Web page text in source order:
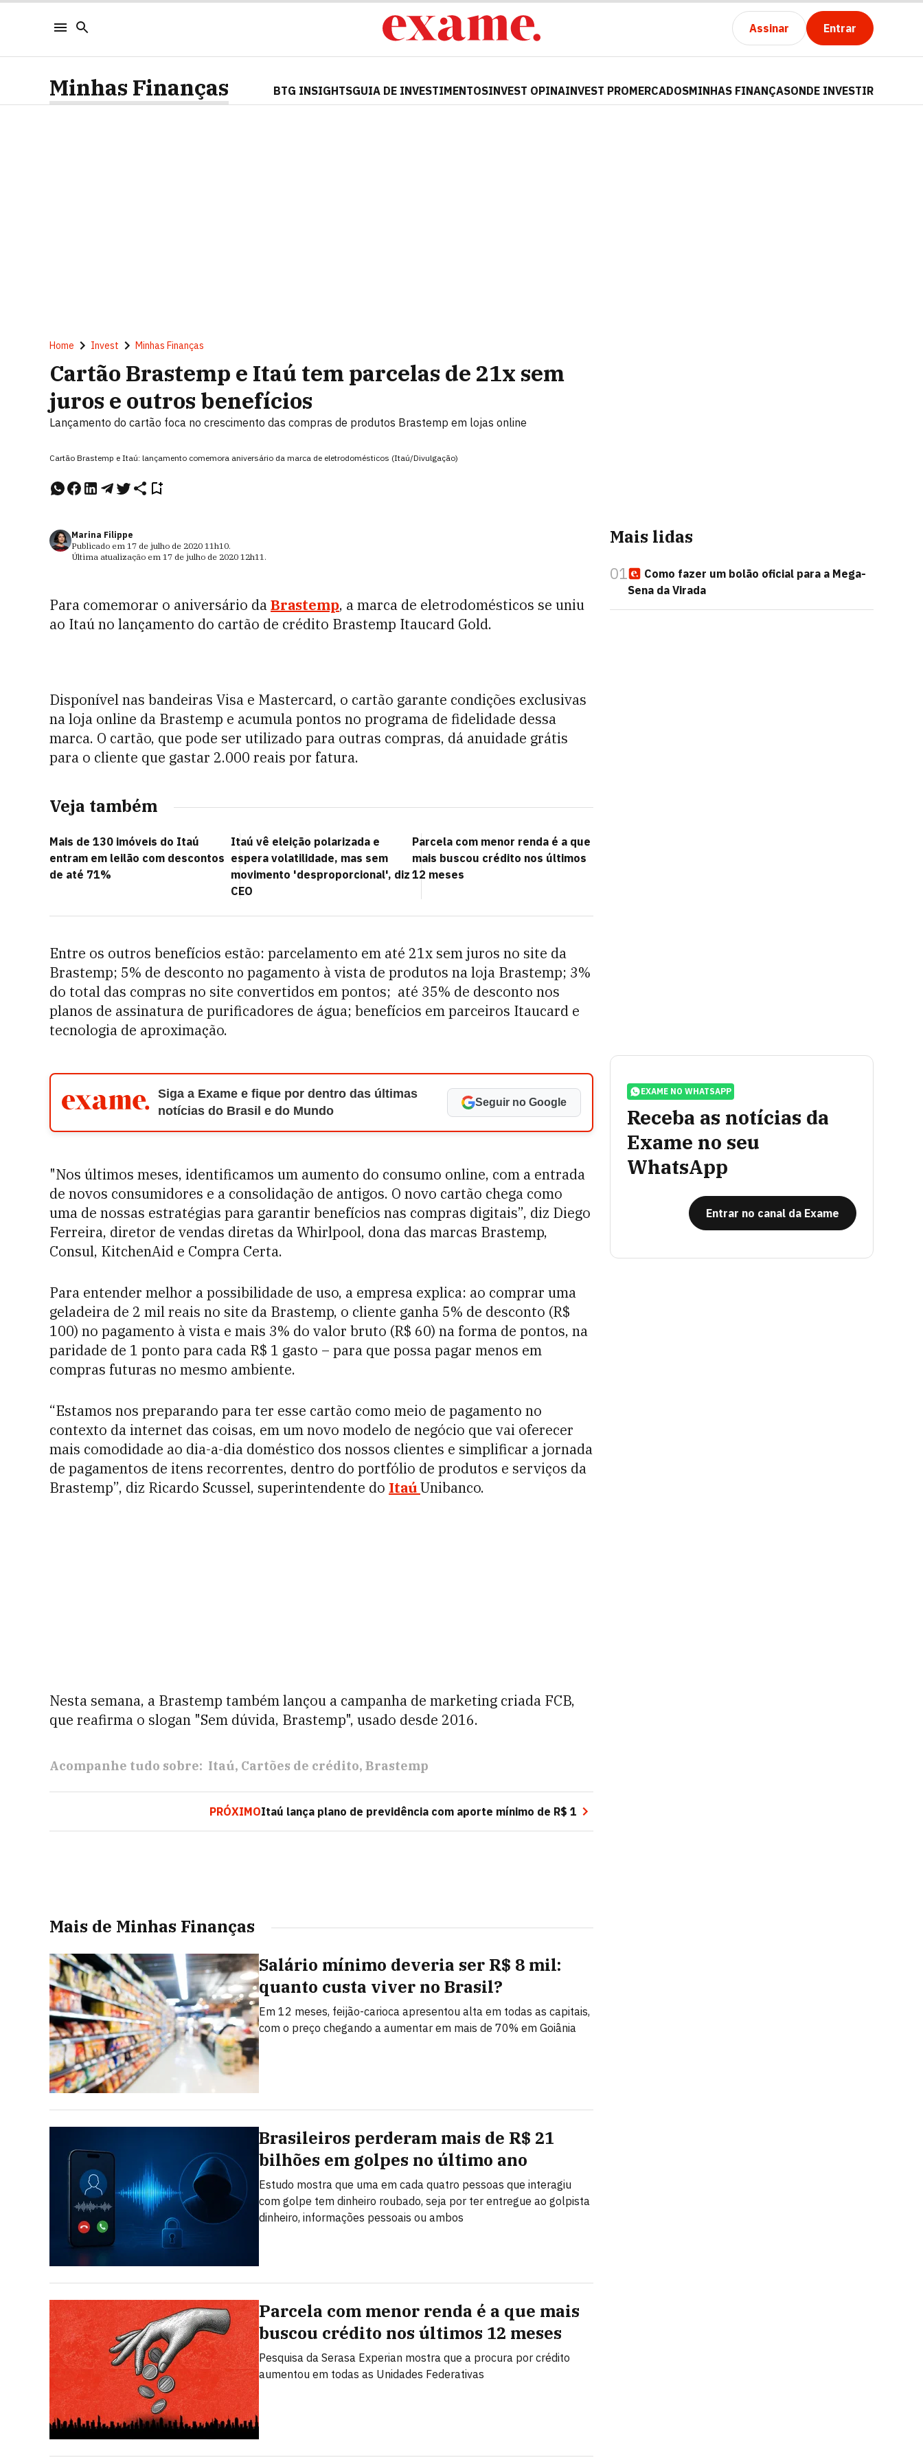
Assinar Entrar
Minhas Finanças BTG INSIGHTSGUIA DE INVESTIMENTOSINVEST OPINAINVEST PROMERCADOSMINHAS FINANÇASONDE INVESTIR
Home Invest Minhas Finanças
Cartão Brastemp e Itaú tem parcelas de 21x sem
juros e outros benefícios
Lançamento do cartão foca no crescimento das compras de produtos Brastemp em lojas online
Cartão Brastemp e Itaú: lançamento comemora aniversário da marca de eletrodomésticos (Itaú/Divulgação)
Marina Filippe
Publicado em 17 de julho de 2020 11h10.
Última atualização em 17 de julho de 2020 12h11.
Para comemorar o aniversário daBrastemp, a marca de eletrodomésticos se uniu
ao Itaú no lançamento do cartão de crédito Brastemp Itaucard Gold.
Disponível nas bandeiras Visa e Mastercard, o cartão garante condições exclusivas
na loja online da Brastemp e acumula pontos no programa de fidelidade dessa
marca. O cartão, que pode ser utilizado para outras compras, dá anuidade grátis
para o cliente que gastar 2.000 reais por fatura.
Veja também
Mais de 130 imóveis do Itaú
entram em leilão com descontos
de até 71%
Itaú vê eleição polarizada e
espera volatilidade, mas sem
movimento 'desproporcional', diz
CEO
Parcela com menor renda é a que
mais buscou crédito nos últimos
12 meses
Entre os outros benefícios estão: parcelamento em até 21x sem juros no site da
Brastemp; 5% de desconto no pagamento à vista de produtos na loja Brastemp; 3%
do total das compras no site convertidos em pontos; até 35% de desconto nos
planos de assinatura de purificadores de água; benefícios em parceiros Itaucard e
tecnologia de aproximação.
Siga a Exame e fique por dentro das últimas
notícias do Brasil e do Mundo
Seguir no Google
"Nos últimos meses, identificamos um aumento do consumo online, com a entrada
de novos consumidores e a consolidação de antigos. O novo cartão chega como
uma de nossas estratégias para garantir benefícios nas compras digitais”, diz Diego
Ferreira, diretor de vendas diretas da Whirlpool, dona das marcas Brastemp,
Consul, KitchenAid e Compra Certa.
Para entender melhor a possibilidade de uso, a empresa explica: ao comprar uma
geladeira de 2 mil reais no site da Brastemp, o cliente ganha 5% de desconto (R$
100) no pagamento à vista e mais 3% do valor bruto (R$ 60) na forma de pontos, na
paridade de 1 ponto para cada R$ 1 gasto – para que possa pagar menos em
compras futuras no mesmo ambiente.
“Estamos nos preparando para ter esse cartão como meio de pagamento no
contexto da internet das coisas, em um novo modelo de negócio que vai oferecer
mais comodidade ao dia-a-dia doméstico dos nossos clientes e simplificar a jornada
de pagamentos de itens recorrentes, dentro do portfólio de produtos e serviços da
Brastemp”, diz Ricardo Scussel, superintendente do ItaúUnibanco.
Nesta semana, a Brastemp também lançou a campanha de marketing criada FCB,
que reafirma o slogan "Sem dúvida, Brastemp", usado desde 2016.
Acompanhe tudo sobre: Itaú Cartões de crédito Brastemp
PRÓXIMOItaú lança plano de previdência com aporte mínimo de R$ 1
Mais de Minhas Finanças
Salário mínimo deveria ser R$ 8 mil:
quanto custa viver no Brasil?
Em 12 meses, feijão-carioca apresentou alta em todas as capitais,
com o preço chegando a aumentar em mais de 70% em Goiânia
Brasileiros perderam mais de R$ 21
bilhões em golpes no último ano
Estudo mostra que uma em cada quatro pessoas que interagiu
com golpe tem dinheiro roubado, seja por ter entregue ao golpista
dinheiro, informações pessoais ou ambos
Parcela com menor renda é a que mais
buscou crédito nos últimos 12 meses
Pesquisa da Serasa Experian mostra que a procura por crédito
aumentou em todas as Unidades Federativas
Mais lidas
01
Como fazer um bolão oficial para a Mega-
Sena da Virada
EXAME NO WHATSAPP
Receba as notícias da
Exame no seu
WhatsApp
Entrar no canal da Exame